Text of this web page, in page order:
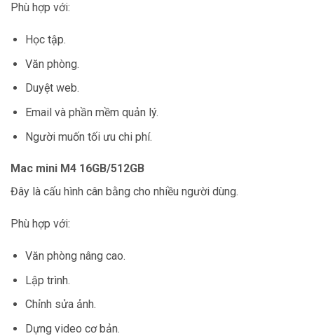
Phù hợp với:
Học tập.
Văn phòng.
Duyệt web.
Email và phần mềm quản lý.
Người muốn tối ưu chi phí.
Mac mini M4 16GB/512GB
Đây là cấu hình cân bằng cho nhiều người dùng.
Phù hợp với:
Văn phòng nâng cao.
Lập trình.
Chỉnh sửa ảnh.
Dựng video cơ bản.